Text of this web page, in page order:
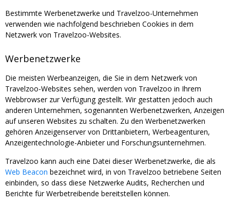
Bestimmte Werbenetzwerke und Travelzoo-Unternehmen
verwenden wie nachfolgend beschrieben Cookies in dem
Netzwerk von Travelzoo-Websites.
Werbenetzwerke
Die meisten Werbeanzeigen, die Sie in dem Netzwerk von
Travelzoo-Websites sehen, werden von Travelzoo in Ihrem
Webbrowser zur Verfügung gestellt. Wir gestatten jedoch auch
anderen Unternehmen, sogenannten Werbenetzwerken, Anzeigen
auf unseren Websites zu schalten. Zu den Werbenetzwerken
gehören Anzeigenserver von Drittanbietern, Werbeagenturen,
Anzeigentechnologie-Anbieter und Forschungsunternehmen.
Travelzoo kann auch eine Datei dieser Werbenetzwerke, die als
Web Beacon bezeichnet wird, in von Travelzoo betriebene Seiten
einbinden, so dass diese Netzwerke Audits, Recherchen und
Berichte für Werbetreibende bereitstellen können.